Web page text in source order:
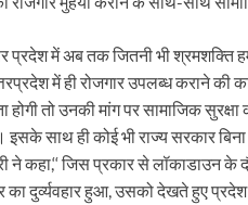
प्रदेश में अब तक जितनी भी
में ही रोजगार उपलब्ध कराने की
तो उनकी मांग पर सामाजिक
इसके साथ ही कोई भी राज्य सरकार
ने कहा,‘‘ जिस प्रकार से लॉकाडाउन के
दुर्व्यवहार हुआ, उसको देखते हुए प्रदेश